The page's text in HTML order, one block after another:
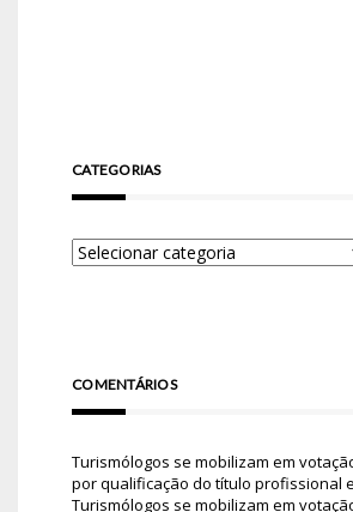
CATEGORIAS
COMENTÁRIOS
Turismólogos se mobilizam em
por qualificação do título profissional
Turismólogos se mobilizam em